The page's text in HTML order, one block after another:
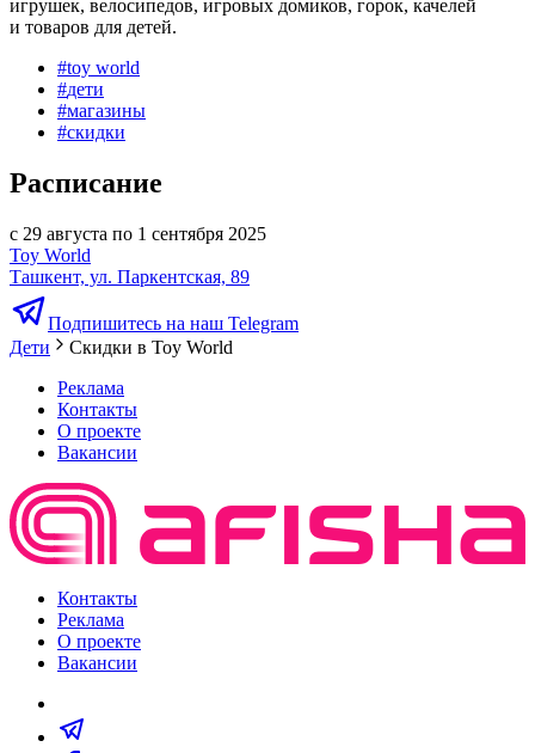
игрушек, велосипедов, игровых домиков, горок, качелей
и товаров для детей.
#toy world
#дети
#магазины
#скидки
Расписание
с 29 августа по 1 сентября 2025
Toy World
Ташкент, ул. Паркентская, 89
Подпишитесь на наш Telegram
Дети
Скидки в Toy World
Реклама
Контакты
О проекте
Вакансии
Контакты
Реклама
О проекте
Вакансии